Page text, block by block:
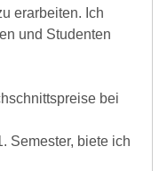
erarbeiten. Ich
und Studenten
bei
Semester, biete ich